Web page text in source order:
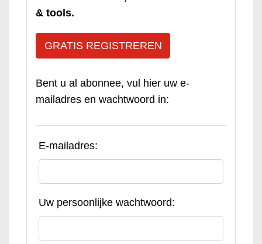
& tools.
GRATIS REGISTREREN
Bent u al abonnee, vul hier uw e-
mailadres en wachtwoord in:
E-mailadres:
Uw persoonlijke wachtwoord: